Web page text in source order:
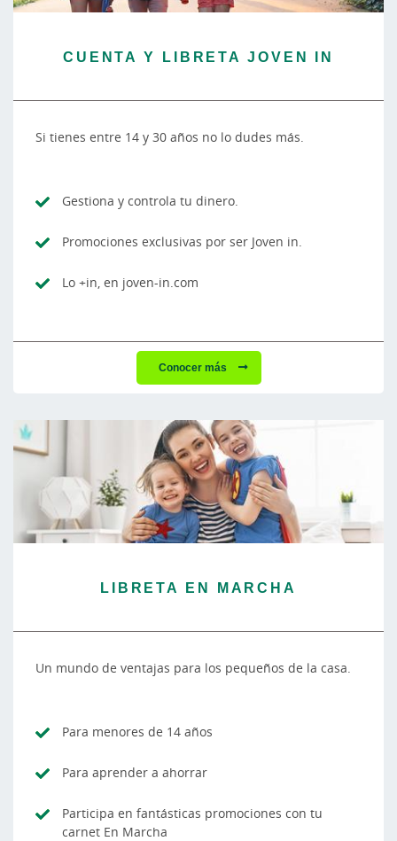
CUENTA Y LIBRETA JOVEN IN
Si tienes entre 14 y 30 años no lo dudes más.
Gestiona y controla tu dinero.
Promociones exclusivas por ser Joven in.
Lo +in, en joven-in.com
Conocer más
LIBRETA EN MARCHA
Un mundo de ventajas para los pequeños de la casa.
Para menores de 14 años
Para aprender a ahorrar
Participa en fantásticas promociones con tu
carnet En Marcha